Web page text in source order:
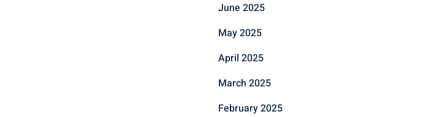
June 2025
May 2025
April 2025
March 2025
February 2025